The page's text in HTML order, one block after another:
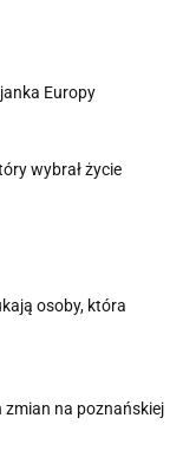
Europy
wybrał życie
osoby, która
na poznańskiej